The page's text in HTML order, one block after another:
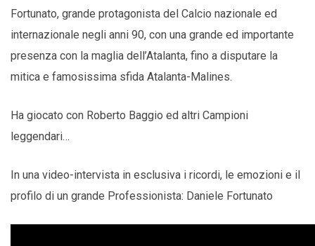
Fortunato, grande protagonista del Calcio nazionale ed
internazionale negli anni 90, con una grande ed importante
presenza con la maglia dell’Atalanta, fino a disputare la
mitica e famosissima sfida Atalanta-Malines.
Ha giocato con Roberto Baggio ed altri Campioni
leggendari…
In una video-intervista in esclusiva i ricordi, le emozioni e il
profilo di un grande Professionista: Daniele Fortunato